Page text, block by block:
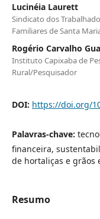
Lucinéia Laurett
Sindicato dos
Familiares de Santa
Rogério Carvalho
Instituto Capixaba de
Rural/Pesquisador
DOI: https://doi.org/
Palavras-chave:
financeira,
de hortaliças e grãos
Resumo